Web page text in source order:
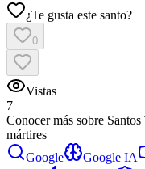
¿Te gusta este santo?
0
Vistas
7
Conocer más sobre
mártires
Google
Google IA